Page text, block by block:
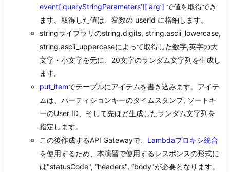
event['queryStringParameters’]['arg’] で値を取得でき
ます。取得した値は、変数の userid に格納します。
stringライブラリのstring.digits, string.ascii_lowercase,
string.ascii_uppercaseによって取得した数字,英字の大
文字・小文字を元に、20文字のランダム文字列を生成し
ます。
put_itemでテーブルにアイテムを書き込みます。アイテ
ムは、パーティションキーのタイムスタンプ, ソートキ
ーのUser ID、そして先ほど生成したランダム文字列を
指定します。
この後作成するAPI Gatewayで、 Lambdaプロキシ統合
を使用するため、本演習で使用するレスポンスの形式に
は"statusCode", “headers", “body"が必要となります。